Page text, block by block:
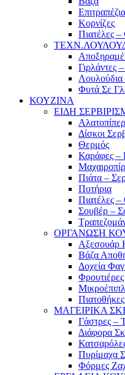
Κορνίζες
Πιατέλες –
Γιρλάντες
Φυτά Σε
ΚΟΥΖΙΝΑ
ΕΙΔΗ
Δίσκοι
Θερμός
Καράφες –
Πιάτα –
Ποτήρια
Πιατέλες –
Σουβέρ –
ΟΡΓΑΝΩΣΗ
Αξεσουάρ
Βάζα
Δοχεία
Φρουτιέρες
ΜΑΓΕΙΡΙΚΑ
Γάστρες –
Διάφορα
Πυρίμαχα
Φόρμες